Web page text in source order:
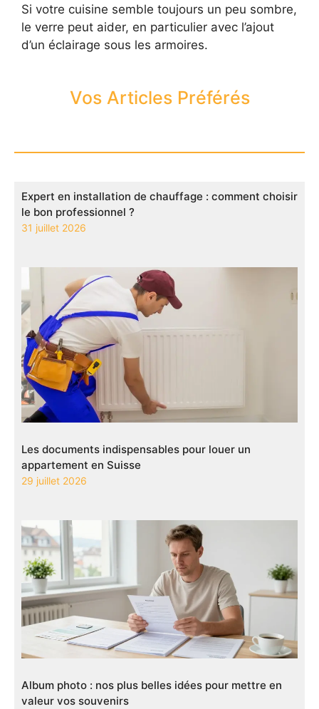
Si votre cuisine semble toujours un peu sombre,
le verre peut aider, en particulier avec l’ajout
d’un éclairage sous les armoires.
Vos Articles Préférés
Expert en installation de chauffage : comment choisir
le bon professionnel ?
31 juillet 2026
Les documents indispensables pour louer un
appartement en Suisse
29 juillet 2026
Album photo : nos plus belles idées pour mettre en
valeur vos souvenirs